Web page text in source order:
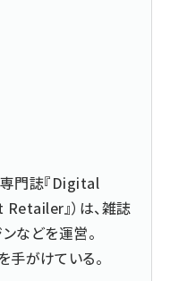
門誌『Digital
』）は、雑誌
などを運営。
がけている。